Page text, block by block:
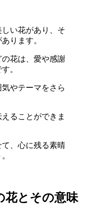
い花があり、そ
ります。
花は、愛や感謝
。
やテーマをさら
ることができま
、心に残る素晴
花とその意味